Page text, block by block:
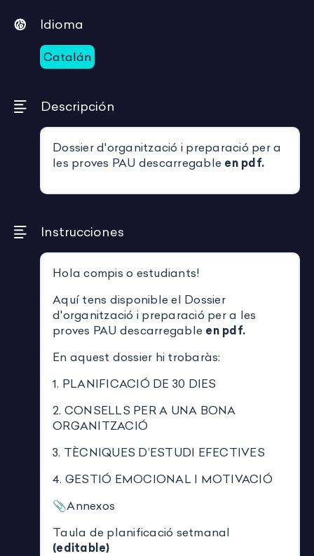
Idioma
Catalán
Descripción
Dossier d'organització i preparació per a
les proves PAU descarregable en pdf.
Instrucciones
Hola compis o estudiants!
Aquí tens disponible el Dossier
d'organització i preparació per a les
proves PAU descarregable en pdf.
En aquest dossier hi trobaràs:
1. PLANIFICACIÓ DE 30 DIES
2. CONSELLS PER A UNA BONA
ORGANITZACIÓ
3. TÈCNIQUES D’ESTUDI EFECTIVES
4. GESTIÓ EMOCIONAL I MOTIVACIÓ
📎Annexos
Taula de planificació setmanal
(editable)